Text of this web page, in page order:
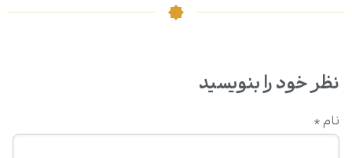
نظر خود را بنویسید
نام *